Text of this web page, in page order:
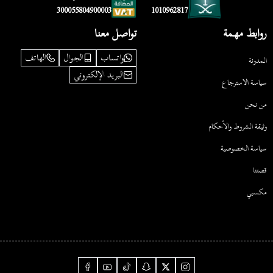
1010962817
300055804900003
روابط مهمة
المدونة
سياسة الاسترجاع
من نحن
وثيقة الشروط والأحكام
سياسة الخصوصية
قصتنا
مكسبي
تواصل معنا
واتساب الجوال
الهاتف
البريد الإلكتروني